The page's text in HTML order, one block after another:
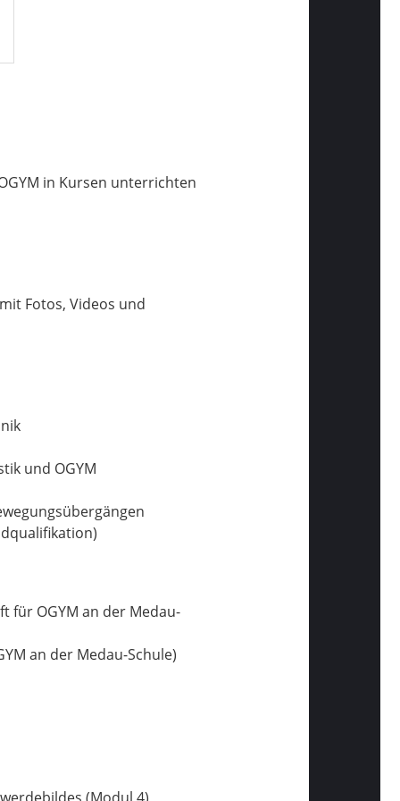
in Kursen unterrichten
Fotos, Videos und
und OGYM
für OGYM an der Medau-
an der Medau-Schule)